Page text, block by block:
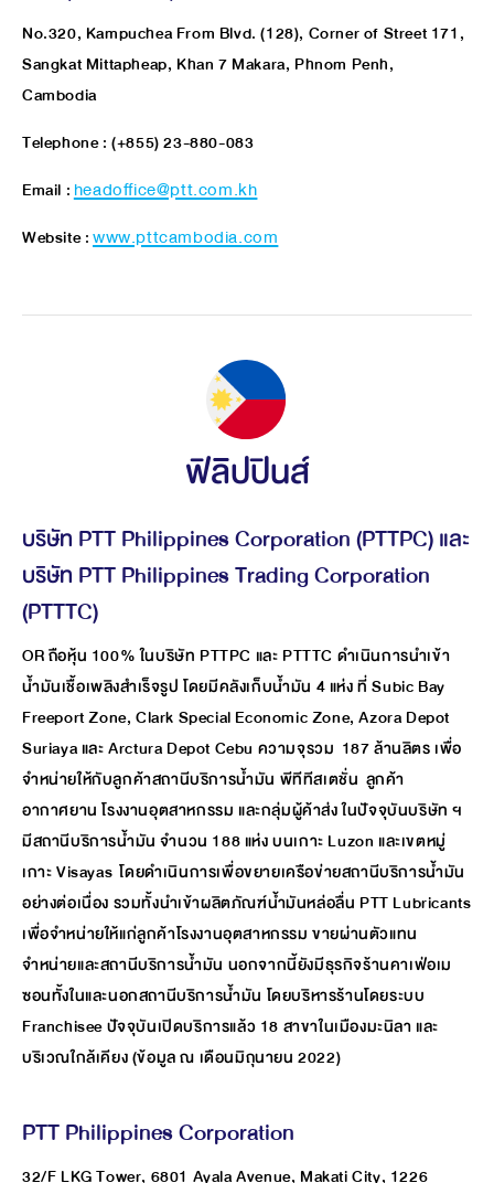
No.320, Kampuchea From Blvd. (128), Corner of Street 171,
Sangkat Mittapheap, Khan 7 Makara, Phnom Penh,
Cambodia
Telephone : (+855) 23-880-083
Email : headoffice@ptt.com.kh
Website :www.pttcambodia.com
ฟิลิปปินส์
บริษัท PTT Philippines Corporation (PTTPC) และ
บริษัท PTT Philippines Trading Corporation
(PTTTC)
OR ถือหุ้น 100% ในบริษัท PTTPC และ PTTTC ดำเนินการนำเข้า
น้ำมันเชื้อเพลิงสำเร็จรูป โดยมีคลังเก็บน้ำมัน 4 แห่ง ที่ Subic Bay
Freeport Zone, Clark Special Economic Zone, Azora Depot
Suriaya และ Arctura Depot Cebu ความจุรวม 187 ล้านลิตร เพื่อ
จำหน่ายให้กับลูกค้าสถานีบริการน้ำมัน พีทีทีสเตชั่น ลูกค้า
อากาศยาน โรงงานอุตสาหกรรม และกลุ่มผู้ค้าส่ง ในปัจจุบันบริษัท ฯ
มีสถานีบริการน้ำมัน จำนวน 188 แห่ง บนเกาะ Luzon และเขตหมู่
เกาะ Visayas โดยดำเนินการเพื่อขยายเครือข่ายสถานีบริการน้ำมัน
อย่างต่อเนื่อง รวมทั้งนำเข้าผลิตภัณฑ์น้ำมันหล่อลื่น PTT Lubricants
เพื่อจำหน่ายให้แก่ลูกค้าโรงงานอุตสาหกรรม ขายผ่านตัวแทน
จำหน่ายและสถานีบริการน้ำมัน นอกจากนี้ยังมีธุรกิจร้านคาเฟ่อเม
ซอนทั้งในและนอกสถานีบริการน้ำมัน โดยบริหารร้านโดยระบบ
Franchisee ปัจจุบันเปิดบริการแล้ว 18 สาขาในเมืองมะนิลา และ
บริเวณใกล้เคียง (ข้อมูล ณ เดือนมิถุนายน 2022)
PTT Philippines Corporation
32/F LKG Tower, 6801 Ayala Avenue, Makati City, 1226